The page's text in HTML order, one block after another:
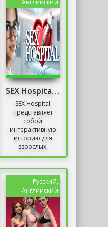
эксгибиционизма...
Английский
SEX Hospital (18+)
SEX Hospital
представляет
собой
интерактивную
историю для
взрослых,
объединяющую
увлекательной
романтикой....
Русский,
Английский